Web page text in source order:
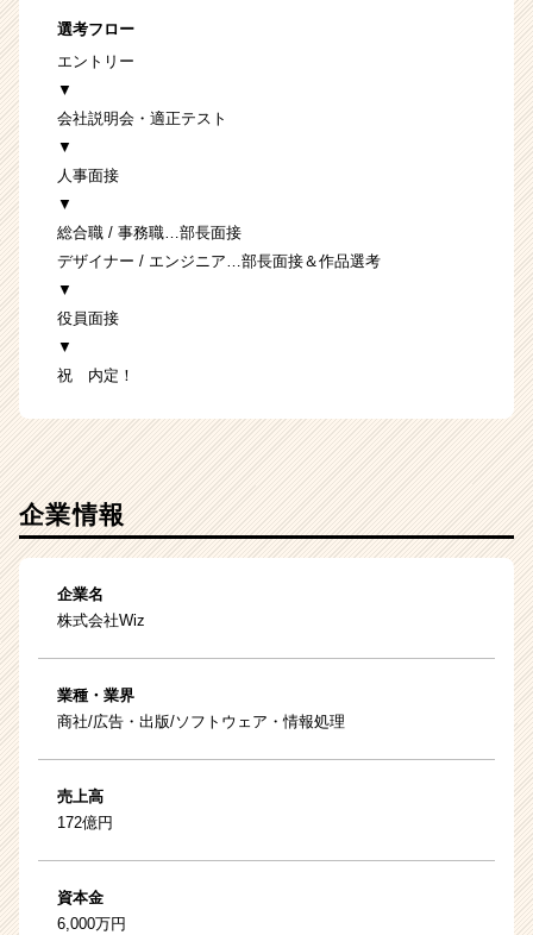
選考フロー
エントリー
▼
会社説明会・適正テスト
▼
人事面接
▼
総合職 / 事務職…部長面接
デザイナー / エンジニア…部長面接＆作品選考
▼
役員面接
▼
祝 内定！
企業情報
企業名
株式会社Wiz
業種・業界
商社/広告・出版/ソフトウェア・情報処理
売上高
172億円
資本金
6,000万円